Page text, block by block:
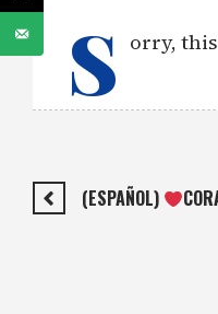
S orry,
(ESPAÑOL)